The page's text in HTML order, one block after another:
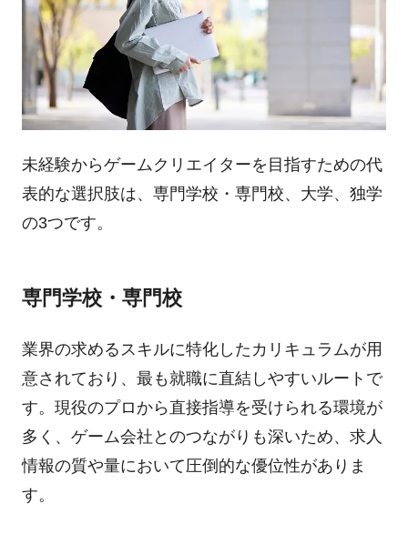
未経験からゲームクリエイターを目指すための代
表的な選択肢は、専門学校・専門校、大学、独学
の3つです。
専門学校・専門校
業界の求めるスキルに特化したカリキュラムが用
意されており、最も就職に直結しやすいルートで
す。現役のプロから直接指導を受けられる環境が
多く、ゲーム会社とのつながりも深いため、求人
情報の質や量において圧倒的な優位性がありま
す。